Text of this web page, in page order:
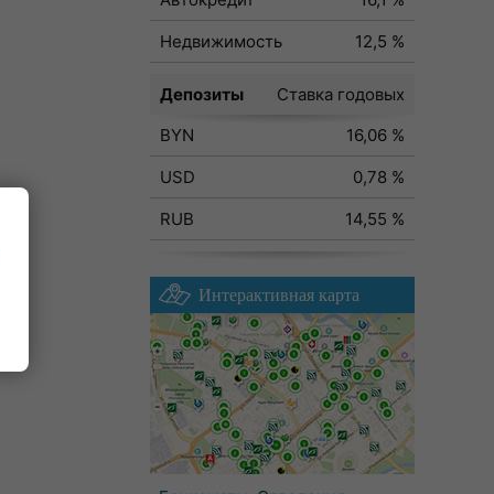
Недвижимость
12,5 %
Депозиты
Ставка годовых
BYN
16,06 %
USD
0,78 %
RUB
14,55 %
Интерактивная карта